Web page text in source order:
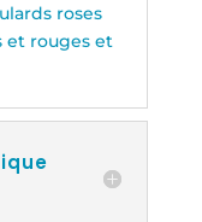
roses
et rouges et